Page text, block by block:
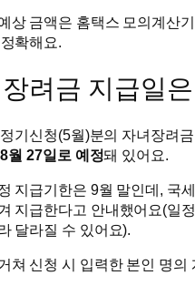
상 금액은 홈택스 모의계산
확해요.
려금 지급일
기신청(5월)분의 자녀장려
월 27일로 예정돼 있어요.
지급기한은 9월 말인데, 국
지급한다고 안내했어요(일
달라질 수 있어요).
쳐 신청 시 입력한 본인 명의